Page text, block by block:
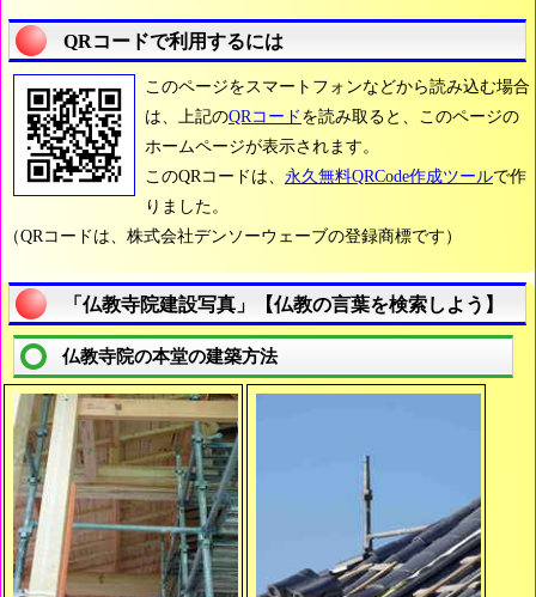
QRコードで利用するには
このページをスマートフォンなどから読み込む場合
は、上記のQRコード を読み取ると、このページの
ホームページが表示されます。
このQRコードは、 永久無料QRCode作成ツールで作
りました。
（QRコードは、株式会社デンソーウェーブの登録商標です）
「仏教寺院建設写真」【仏教の言葉を検索しよう】
仏教寺院の本堂の建築方法